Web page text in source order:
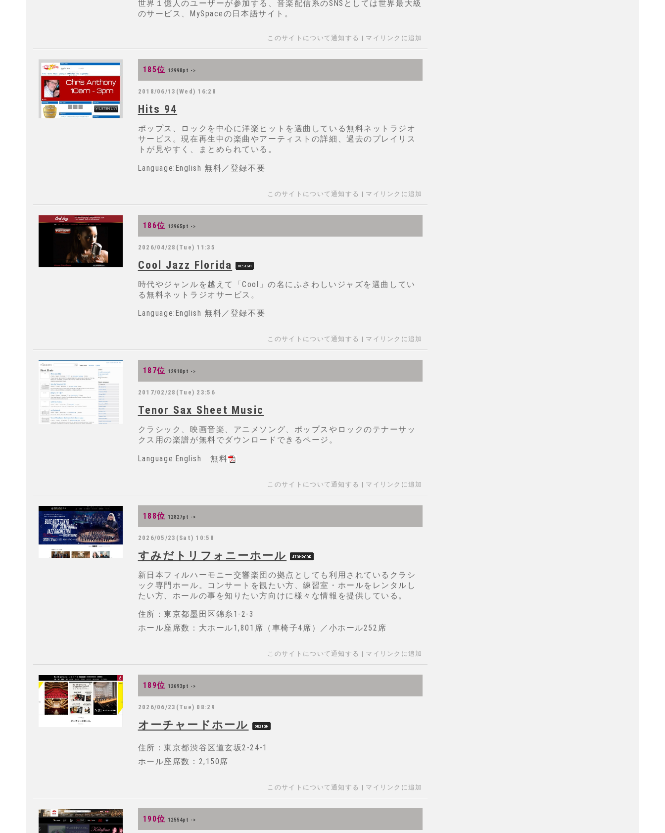
世界１億人のユーザーが参加する、音楽配信系のSNSとしては世界最大級
のサービス、MySpaceの日本語サイト。
このサイトについて通知する | マイリンクに追加
185位 12998pt ->
2018/06/13(Wed) 16:28
Hits 94
ポップス、ロックを中心に洋楽ヒットを選曲している無料ネットラジオ
サービス。現在再生中の楽曲やアーティストの詳細、過去のプレイリス
トが見やすく、まとめられている。
Language:English 無料／登録不要
このサイトについて通知する | マイリンクに追加
186位 12965pt ->
2026/04/28(Tue) 11:35
Cool Jazz Florida
時代やジャンルを越えて「Cool」の名にふさわしいジャズを選曲してい
る無料ネットラジオサービス。
Language:English 無料／登録不要
このサイトについて通知する | マイリンクに追加
187位 12910pt ->
2017/02/28(Tue) 23:56
Tenor Sax Sheet Music
クラシック、映画音楽、アニメソング、ポップスやロックのテナーサッ
クス用の楽譜が無料でダウンロードできるページ。
Language:English 無料
このサイトについて通知する | マイリンクに追加
188位 12827pt ->
2026/05/23(Sat) 10:58
すみだトリフォニーホール
新日本フィルハーモニー交響楽団の拠点としても利用されているクラシ
ック専門ホール。コンサートを観たい方、練習室・ホールをレンタルし
たい方、ホールの事を知りたい方向けに様々な情報を提供している。
住所：東京都墨田区錦糸1-2-3
ホール座席数：大ホール1,801席（車椅子4席）／小ホール252席
このサイトについて通知する | マイリンクに追加
189位 12693pt ->
2026/06/23(Tue) 08:29
オーチャードホール
住所：東京都渋谷区道玄坂2-24-1
ホール座席数：2,150席
このサイトについて通知する | マイリンクに追加
190位 12554pt ->